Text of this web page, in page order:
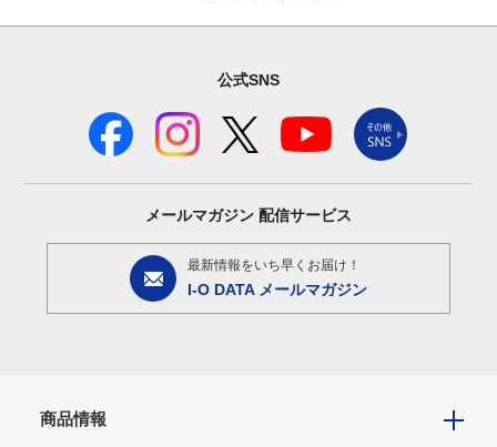
公式SNS
メールマガジン 配信サービス
最新情報をいち早くお届け！
I-O DATA メールマガジン
商品情報